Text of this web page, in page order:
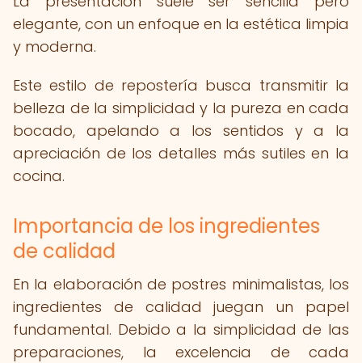
elegante, con un enfoque en la estética limpia
y moderna.
Este estilo de repostería busca transmitir la
belleza de la simplicidad y la pureza en cada
bocado, apelando a los sentidos y a la
apreciación de los detalles más sutiles en la
cocina.
Importancia de los ingredientes
de calidad
En la elaboración de postres minimalistas, los
ingredientes de calidad juegan un papel
fundamental. Debido a la simplicidad de las
preparaciones, la excelencia de cada